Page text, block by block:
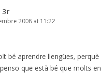
3r
2008 at 11:22
bé aprendre llengües,
que està bé que molts